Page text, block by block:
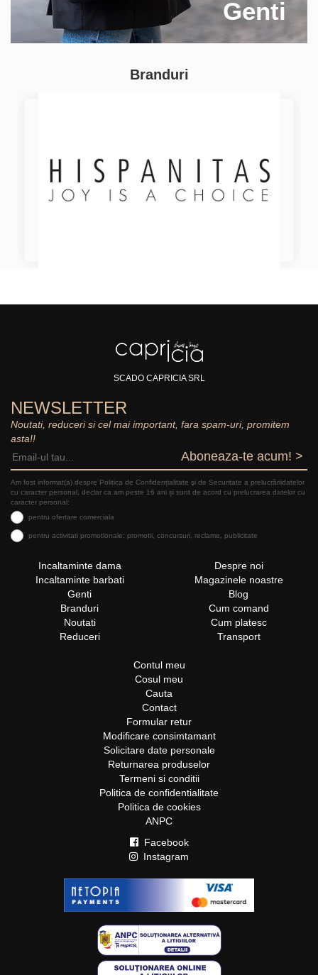
Genti
Branduri
SCADO CAPRICIA SRL
NEWSLETTER
Noutati, reduceri si cel mai important, fara spam-uri, promitem
asta!!
Aboneaza-te acum! >
Am fost informat(a) despre Politica de Confidențialitate şi de Securitate a prelucrăriidatelor
cu caracter personal, declar ca am peste 16 ani și sunt de acord cu prelucrarea datelor cu
caracter personal:
pentru ofertare comerciala
pentru activitati promotionale: promotii, concursuri, reclame, publicitate
Incaltaminte dama
Incaltaminte barbati
Genti
Branduri
Noutati
Reduceri
Despre noi
Magazinele noastre
Blog
Cum comand
Cum platesc
Transport
Contul meu
Cosul meu
Cauta
Contact
Formular retur
Modificare consimtamant
Solicitare date personale
Returnarea produselor
Termeni si conditii
Politica de confidentialitate
Politica de cookies
ANPC
Facebook
Instagram